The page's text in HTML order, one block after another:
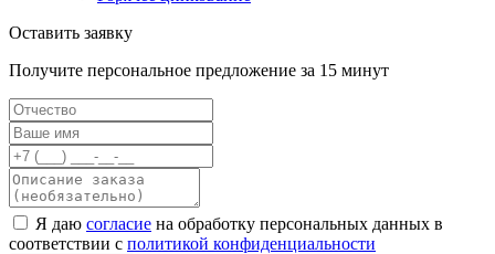
Оставить заявку
Получите персональное предложение за 15 минут
Я даю согласие на обработку персональных данных в
соответствии с политикой конфиденциальности